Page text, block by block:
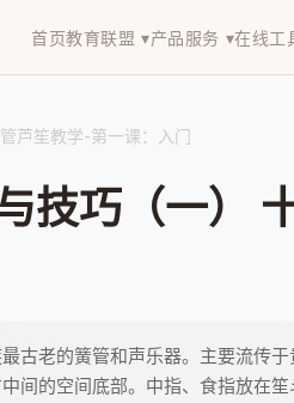
首页教育联盟 ▾产品服务 ▾在线工
芦笙教学-第一课：入门
技巧（一）
古老的簧管和声乐器。主要流传
间的空间底部。中指、食指放在